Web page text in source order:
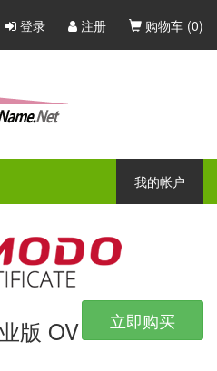
登录 注册 购物车 (0)
我的帐户
证书
CA 证书颁发
全解决方案。
立即购买
版 OV